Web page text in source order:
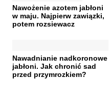
Nawożenie azotem jabłoni
w maju. Najpierw zawiązki,
potem rozsiewacz
Nawadnianie nadkoronowe
jabłoni. Jak chronić sad
przed przymrozkiem?